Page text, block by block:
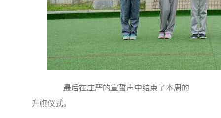
最后在庄严的宣誓声中结束了本周的
升旗仪式。